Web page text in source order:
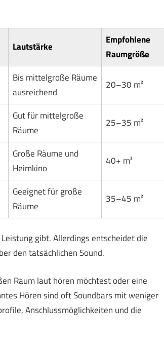
Lautstärke
Empfohlene
Raumgröße
Bis mittelgroße Räume
ausreichend
20–30 m²
Gut für mittelgroße
Räume
25–35 m²
Große Räume und
Heimkino
40+ m²
Geeignet für große
Räume
35–45 m²
gibt. Allerdings entscheidet die
den tatsächlichen Sound.
Raum laut hören möchtest oder eine
Hören sind oft Soundbars mit weniger
Anschlussmöglichkeiten und die